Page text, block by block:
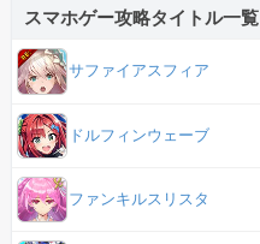
スマホゲー攻略タイトル一覧
サファイアスフィア
ドルフィンウェーブ
ファンキルスリスタ